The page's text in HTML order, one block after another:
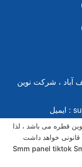
آباد ، شرکت نوین
ایمیل :
قطره می باشد ، لذا
Smm panel tiktok